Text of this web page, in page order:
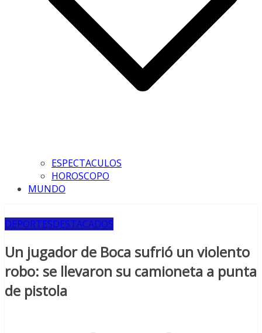
ESPECTACULOS
HOROSCOPO
MUNDO
DEPORTESDESTACADOS
Un jugador de Boca sufrió un violento
robo: se llevaron su camioneta a punta
de pistola